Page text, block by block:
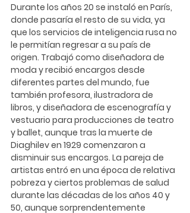
Durante los años 20 se instaló en París,
donde pasaría el resto de su vida, ya
que los servicios de inteligencia rusa no
le permitían regresar a su país de
origen. Trabajó como diseñadora de
moda y recibió encargos desde
diferentes partes del mundo, fue
también profesora, ilustradora de
libros, y diseñadora de escenografía y
vestuario para producciones de teatro
y ballet, aunque tras la muerte de
Diaghilev en 1929 comenzaron a
disminuir sus encargos. La pareja de
artistas entró en una época de relativa
pobreza y ciertos problemas de salud
durante las décadas de los años 40 y
50, aunque sorprendentemente